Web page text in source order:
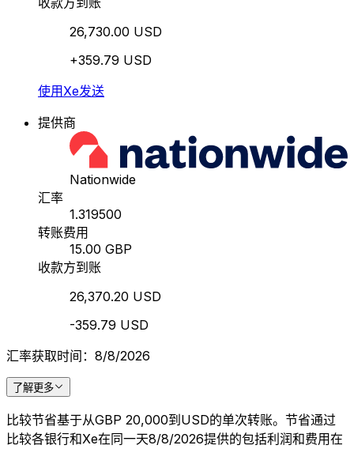
26,730.00 USD
+359.79 USD
使用Xe发送
提供商
Nationwide
汇率
1.319500
转账费用
15.00 GBP
收款方到账
26,370.20 USD
-359.79 USD
汇率获取时间：8/8/2026
了解更多
比较节省基于从GBP 20,000到USD的单次转账。节省通过
比较各银行和Xe在同一天8/8/2026提供的包括利润和费用在